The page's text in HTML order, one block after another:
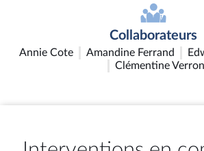
Collaborateurs
Annie Cote Amandine Ferrand
Clémentine Verron